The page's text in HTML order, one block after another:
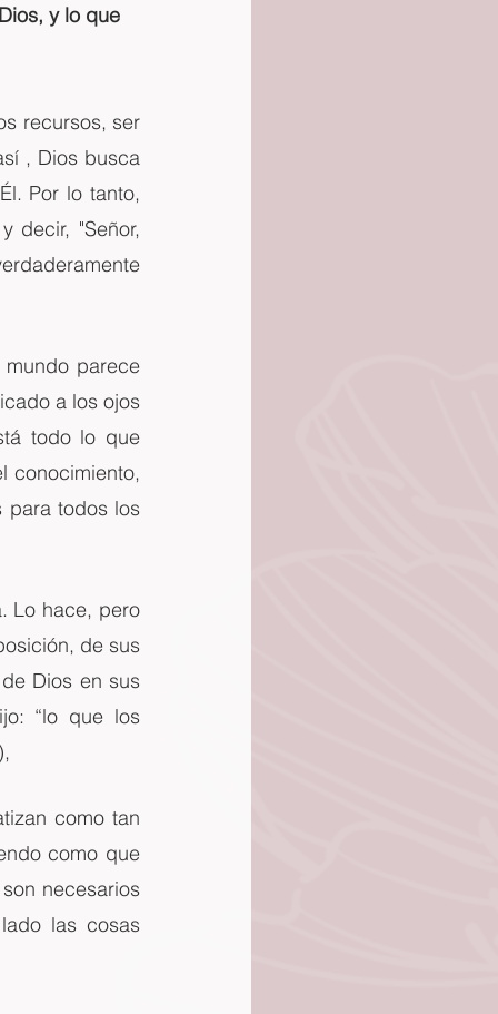
y lo que
recursos, ser
, Dios busca
Por lo tanto,
decir, "Señor,
parece
a los ojos
todo lo que
conocimiento,
para todos los
Lo hace, pero
de sus
Dios en sus
“lo que los
como tan
como que
necesarios
las cosas